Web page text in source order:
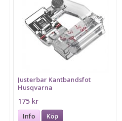
Justerbar Kantbandsfot
Husqvarna
175 kr
Info Köp